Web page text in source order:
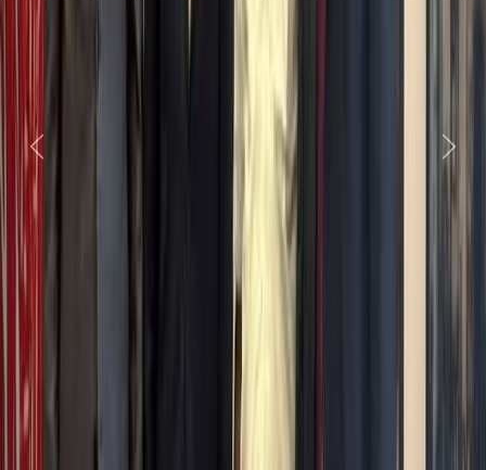
Previous
Next